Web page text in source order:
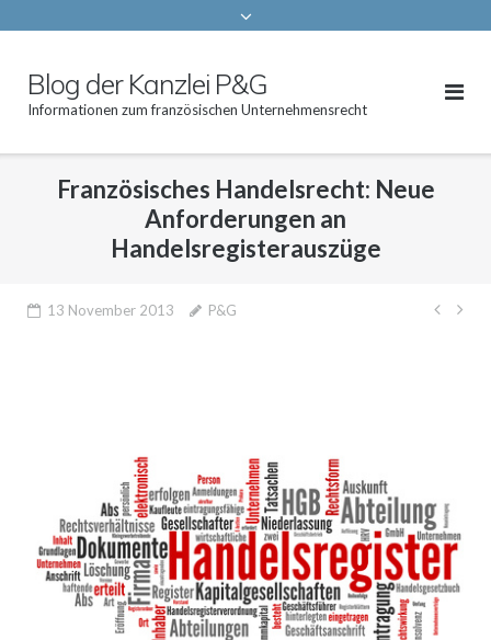
Blog der Kanzlei P&G
Informationen zum französischen Unternehmensrecht
Französisches Handelsrecht: Neue
Anforderungen an
Handelsregisterauszüge
13 November 2013 P&G